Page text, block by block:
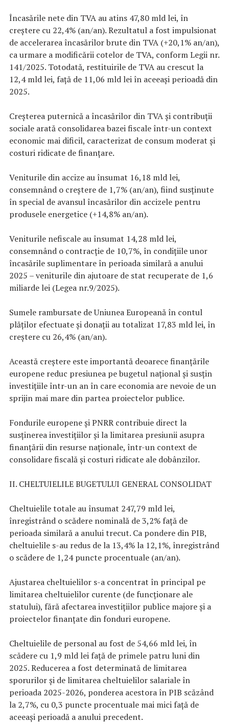
Încasările nete din TVA au atins 47,80 mld lei, în
creștere cu 22,4% (an/an). Rezultatul a fost impulsionat
de accelerarea încasărilor brute din TVA (+20,1% an/an),
ca urmare a modificării cotelor de TVA, conform Legii nr.
141/2025. Totodată, restituirile de TVA au crescut la
12,4 mld lei, față de 11,06 mld lei în aceeași perioadă din
2025.
Creșterea puternică a încasărilor din TVA și contribuții
sociale arată consolidarea bazei fiscale într-un context
economic mai dificil, caracterizat de consum moderat și
costuri ridicate de finanțare.
Veniturile din accize au însumat 16,18 mld lei,
consemnând o creștere de 1,7% (an/an), fiind susținute
în special de avansul încasărilor din accizele pentru
produsele energetice (+14,8% an/an).
Veniturile nefiscale au însumat 14,28 mld lei,
consemnând o contracție de 10,7%, în condițiile unor
încasările suplimentare în perioada similară a anului
2025 – veniturile din ajutoare de stat recuperate de 1,6
miliarde lei (Legea nr.9/2025).
Sumele rambursate de Uniunea Europeană în contul
plăților efectuate și donații au totalizat 17,83 mld lei, în
creștere cu 26,4% (an/an).
Această creștere este importantă deoarece finanțările
europene reduc presiunea pe bugetul național și susțin
investițiile într-un an în care economia are nevoie de un
sprijin mai mare din partea proiectelor publice.
Fondurile europene și PNRR contribuie direct la
susținerea investițiilor și la limitarea presiunii asupra
finanțării din resurse naționale, într-un context de
consolidare fiscală și costuri ridicate ale dobânzilor.
II. CHELTUIELILE BUGETULUI GENERAL CONSOLIDAT
Cheltuielile totale au însumat 247,79 mld lei,
înregistrând o scădere nominală de 3,2% față de
perioada similară a anului trecut. Ca pondere din PIB,
cheltuielile s-au redus de la 13,4% la 12,1%, înregistrând
o scădere de 1,24 puncte procentuale (an/an).
Ajustarea cheltuielilor s-a concentrat în principal pe
limitarea cheltuielilor curente (de funcționare ale
statului), fără afectarea investițiilor publice majore și a
proiectelor finanțate din fonduri europene.
Cheltuielile de personal au fost de 54,66 mld lei, în
scădere cu 1,9 mld lei față de primele patru luni din
2025. Reducerea a fost determinată de limitarea
sporurilor și de limitarea cheltuielilor salariale în
perioada 2025-2026, ponderea acestora în PIB scăzând
la 2,7%, cu 0,3 puncte procentuale mai mici față de
aceeași perioadă a anului precedent.